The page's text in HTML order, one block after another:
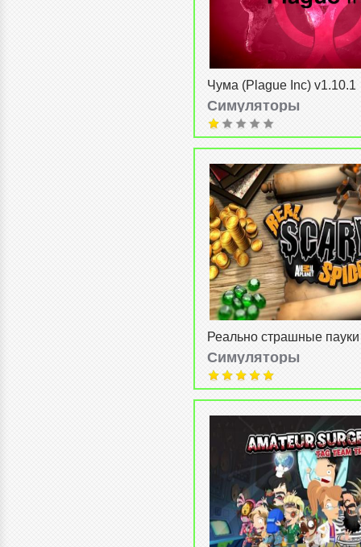
Чума (Plague Inc) v1.10.1
Симуляторы
от 13-02-2015, 12:34
Реально страшные
scary spiders)
Симуляторы
admin от17-05-2014, 21:09